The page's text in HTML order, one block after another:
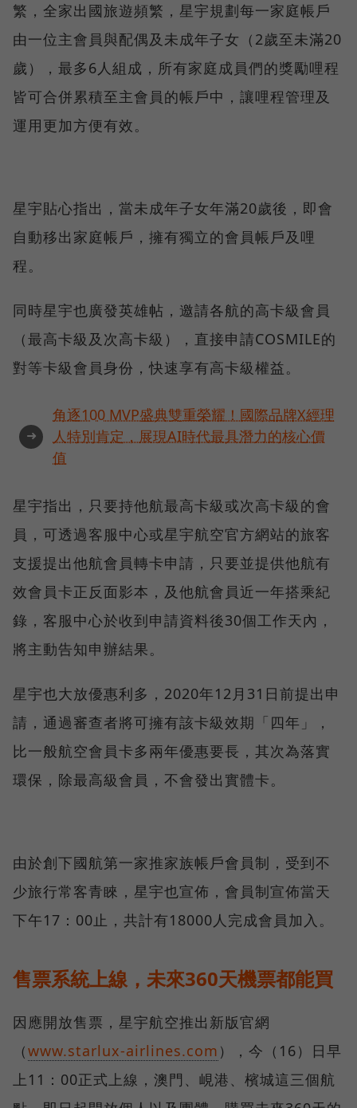
繁，全家出國旅遊頻繁，星宇規劃每一家庭帳戶
由一位主會員與配偶及未成年子女（2歲至未滿20
歲），最多6人組成，所有家庭成員們的獎勵哩程
皆可合併累積至主會員的帳戶中，讓哩程管理及
運用更加方便有效。
星宇貼心指出，當未成年子女年滿20歲後，即會
自動移出家庭帳戶，擁有獨立的會員帳戶及哩
程。
同時星宇也廣發英雄帖，邀請各航的高卡級會員
（最高卡級及次高卡級），直接申請COSMILE的
對等卡級會員身份，快速享有高卡級權益。
➜
角逐100 MVP盛典雙重榮耀！國際品牌X經理
人特別肯定，展現AI時代最具潛力的核心價
值
星宇指出，只要持他航最高卡級或次高卡級的會
員，可透過客服中心或星宇航空官方網站的旅客
支援提出他航會員轉卡申請，只要並提供他航有
效會員卡正反面影本，及他航會員近一年搭乘紀
錄，客服中心於收到申請資料後30個工作天內，
將主動告知申辦結果。
星宇也大放優惠利多，2020年12月31日前提出申
請，通過審查者將可擁有該卡級效期「四年」，
比一般航空會員卡多兩年優惠要長，其次為落實
環保，除最高級會員，不會發出實體卡。
由於創下國航第一家推家族帳戶會員制，受到不
少旅行常客青睞，星宇也宣佈，會員制宣佈當天
下午17：00止，共計有18000人完成會員加入。
售票系統上線，未來360天機票都能買
因應開放售票，星宇航空推出新版官網
（www.starlux-airlines.com ），今（16）日早
上11：00正式上線，澳門、峴港、檳城這三個航